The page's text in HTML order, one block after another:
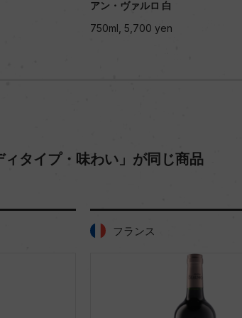
アン・ヴァルロ 白
750ml, 5,700 yen
ィタイプ・味わい」が同じ商品
フランス